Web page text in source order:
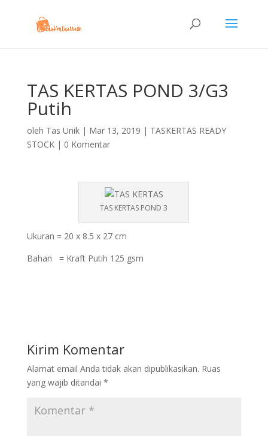
TAS KERTAS POND 3/G3
Putih
oleh Tas Unik| Mar 13, 2019 | TASKERTAS READY
STOCK| 0 Komentar
TAS KERTAS POND 3
Ukuran = 20 x 8.5 x 27 cm
Bahan = Kraft Putih 125 gsm
Kirim Komentar
Alamat email Anda tidak akan dipublikasikan. Ruas
yang wajib ditandai *